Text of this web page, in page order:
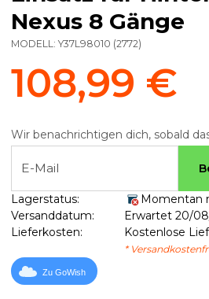
Nexus 8 Gänge
MODELL: Y37L98010 (2772)
108,99 €
Wir benachrichtigen dich, sobald
E-Mail
Lagerstatus:
Momentan
Versanddatum:
Erwartet 20/
Lieferkosten:
Kostenlose
*
Zu GoWish